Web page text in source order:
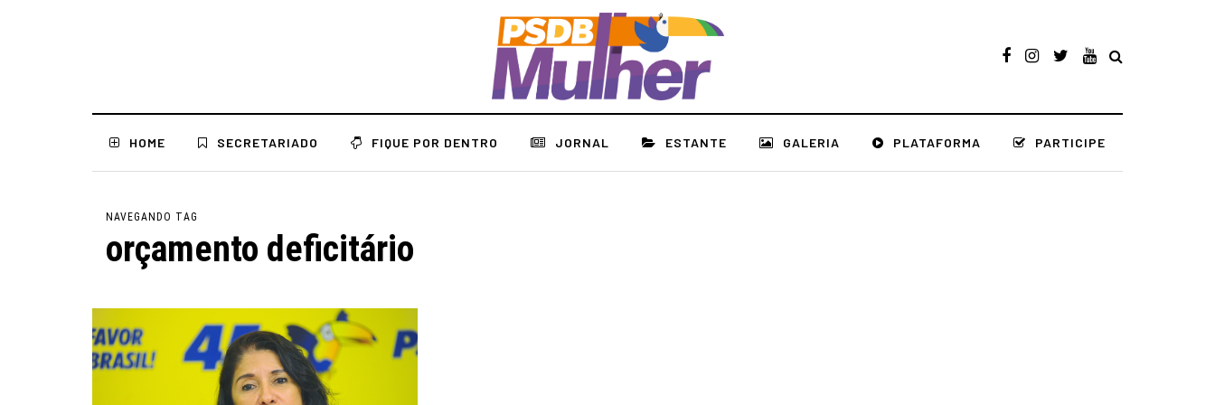
HOME SECRETARIADO FIQUE POR DENTRO JORNAL ESTANTE GALERIA PLATAFORMA PARTICIPE
NAVEGANDO TAG
orçamento deficitário